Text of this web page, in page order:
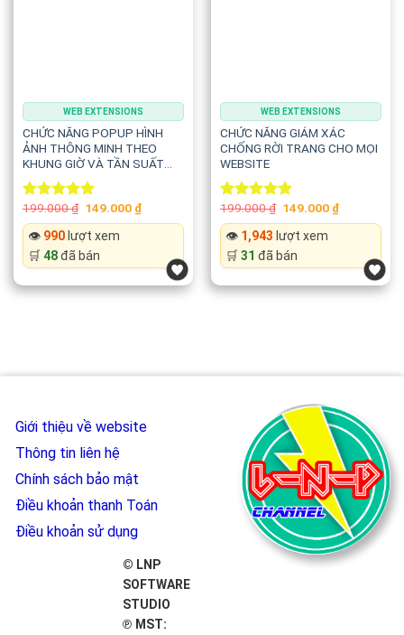
WEB EXTENSIONS
CHỨC NĂNG POPUP HÌNH
ẢNH THÔNG MINH THEO
KHUNG GIỜ VÀ TẦN SUẤT
HIỂN THỊ
Rated5.00
out of 5
199.000₫ Original
was:
199.000 ₫.
149.000 ₫Current
price
👁️ 990lượt xem
🛒 48đã bán
WEB EXTENSIONS
CHỨC NĂNG GIÁM XÁC
CHỐNG RỜI TRANG CHO MỌI
WEBSITE
Rated5.00
out of 5
199.000₫ Original
was:
199.000 ₫.
149.000 ₫Current
price
👁️ 1,943 lượt xem
🛒 31 đã bán
Giới thiệu về website
Thông tin liên hệ
Chính sách bảo mật
Điều khoản thanh Toán
Điều khoản sử dụng
© LNP
SOFTWARE
STUDIO
℗ MST: